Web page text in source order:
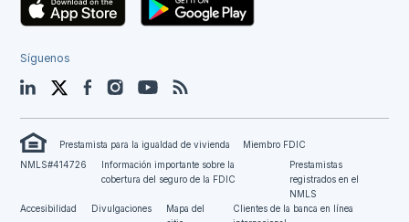
Síguenos
LinkedIn TwitterFacebookInstagramYouTube
Prestamista para la igualdad de vivienda
Miembro FDIC
NMLS#414726
Información importante sobre la
cobertura del seguro de la FDIC
Prestamistas
registrados en el
NMLS
Accesibilidad
Divulgaciones
Mapa del
Clientes de la banca en línea